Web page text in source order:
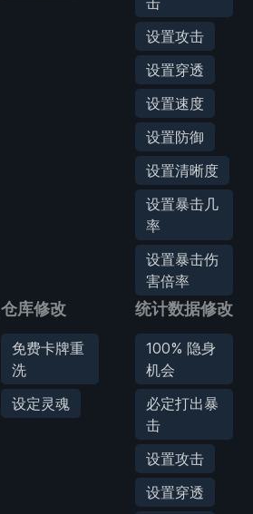
设置攻击
设置穿透
设置速度
设置防御
设置清晰度
设置暴击几
率
设置暴击伤
害倍率
仓库修改
免费卡牌重
洗
设定灵魂
统计数据修改
100% 隐身
机会
必定打出暴
击
设置攻击
设置穿透